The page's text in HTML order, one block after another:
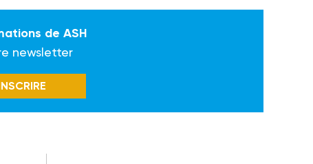
de ASH
newsletter